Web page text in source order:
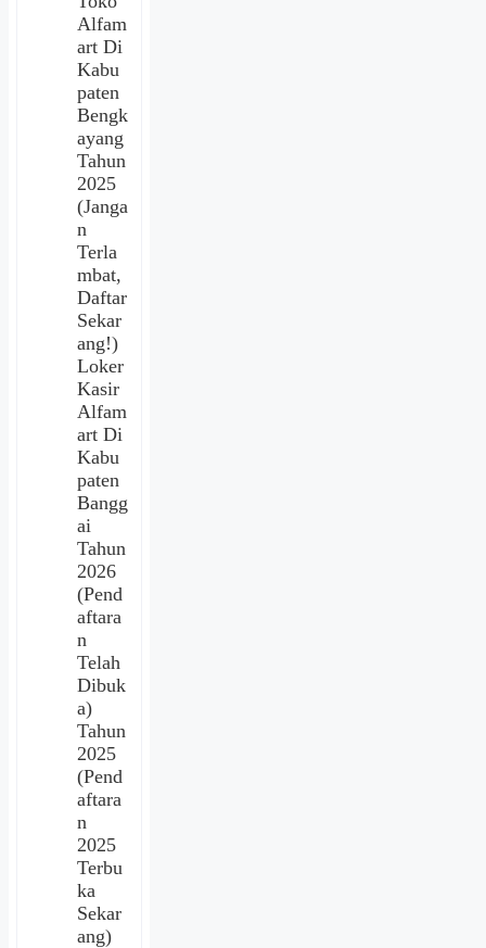
Alfam
art Di
Kabu
paten
Bengk
ayang
Tahun
2025
(Janga
n
Terla
mbat,
Daftar
Sekar
ang!)
Loker
Kasir
Alfam
art Di
Kabu
paten
Bangg
ai
Tahun
2026
(Pend
aftara
n
Telah
Dibuk
a)
Tahun
2025
(Pend
aftara
n
2025
Terbu
ka
Sekar
ang)